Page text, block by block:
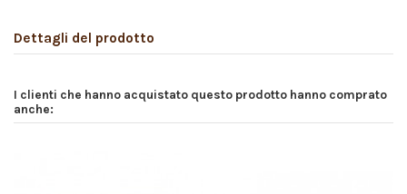
Dettagli del prodotto
I clienti che hanno acquistato questo prodotto hanno comprato
anche: